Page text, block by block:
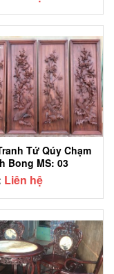
Tứ Qúy Chạm
Bong MS: 03
Liên hệ